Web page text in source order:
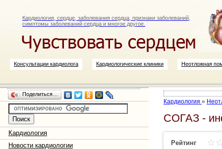
Кардиология, сердце, заболевания сердца, признаки заболеваний,
симптомы заболеваний сердца и многое другое.
Консультации кардиолога Кардиологические клиники Неотложная
Поделиться…
Кардиология
Новости кардиологии
Кардиология »
СОГАЗ -
Рейтинг